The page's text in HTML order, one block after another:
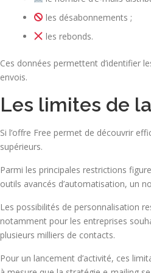
les désabonnements ;
les rebonds.
Ces données permettent d’identifier
envois.
Les limites de
Si l’offre Free permet de découvrir
supérieurs.
Parmi les principales restrictions
outils avancés d’automatisation, un
Les possibilités de personnalisation
notamment pour les entreprises
plusieurs milliers de contacts.
Pour un lancement d’activité, ces